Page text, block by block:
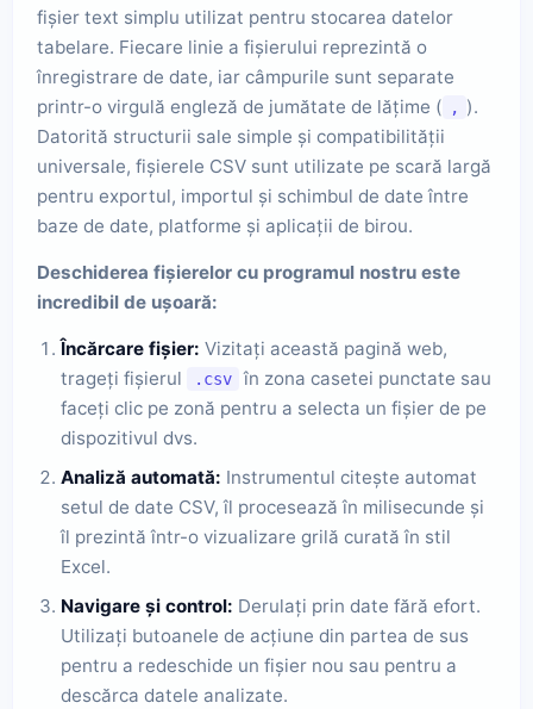
fișier text simplu utilizat pentru stocarea datelor
tabelare. Fiecare linie a fișierului reprezintă o
înregistrare de date, iar câmpurile sunt separate
printr-o virgulă engleză de jumătate de lățime (
, ).
Datorită structurii sale simple și compatibilității
universale, fișierele CSV sunt utilizate pe scară largă
pentru exportul, importul și schimbul de date între
baze de date, platforme și aplicații de birou.
Deschiderea fișierelor cu programul nostru este
incredibil de ușoară:
Încărcare fișier: Vizitați această pagină web,
trageți fișierul
.csv în zona casetei punctate sau
faceți clic pe zonă pentru a selecta un fișier de pe
dispozitivul dvs.
Analiză automată: Instrumentul citește automat
setul de date CSV, îl procesează în milisecunde și
îl prezintă într-o vizualizare grilă curată în stil
Excel.
Navigare și control: Derulați prin date fără efort.
Utilizați butoanele de acțiune din partea de sus
pentru a redeschide un fișier nou sau pentru a
descărca datele analizate.